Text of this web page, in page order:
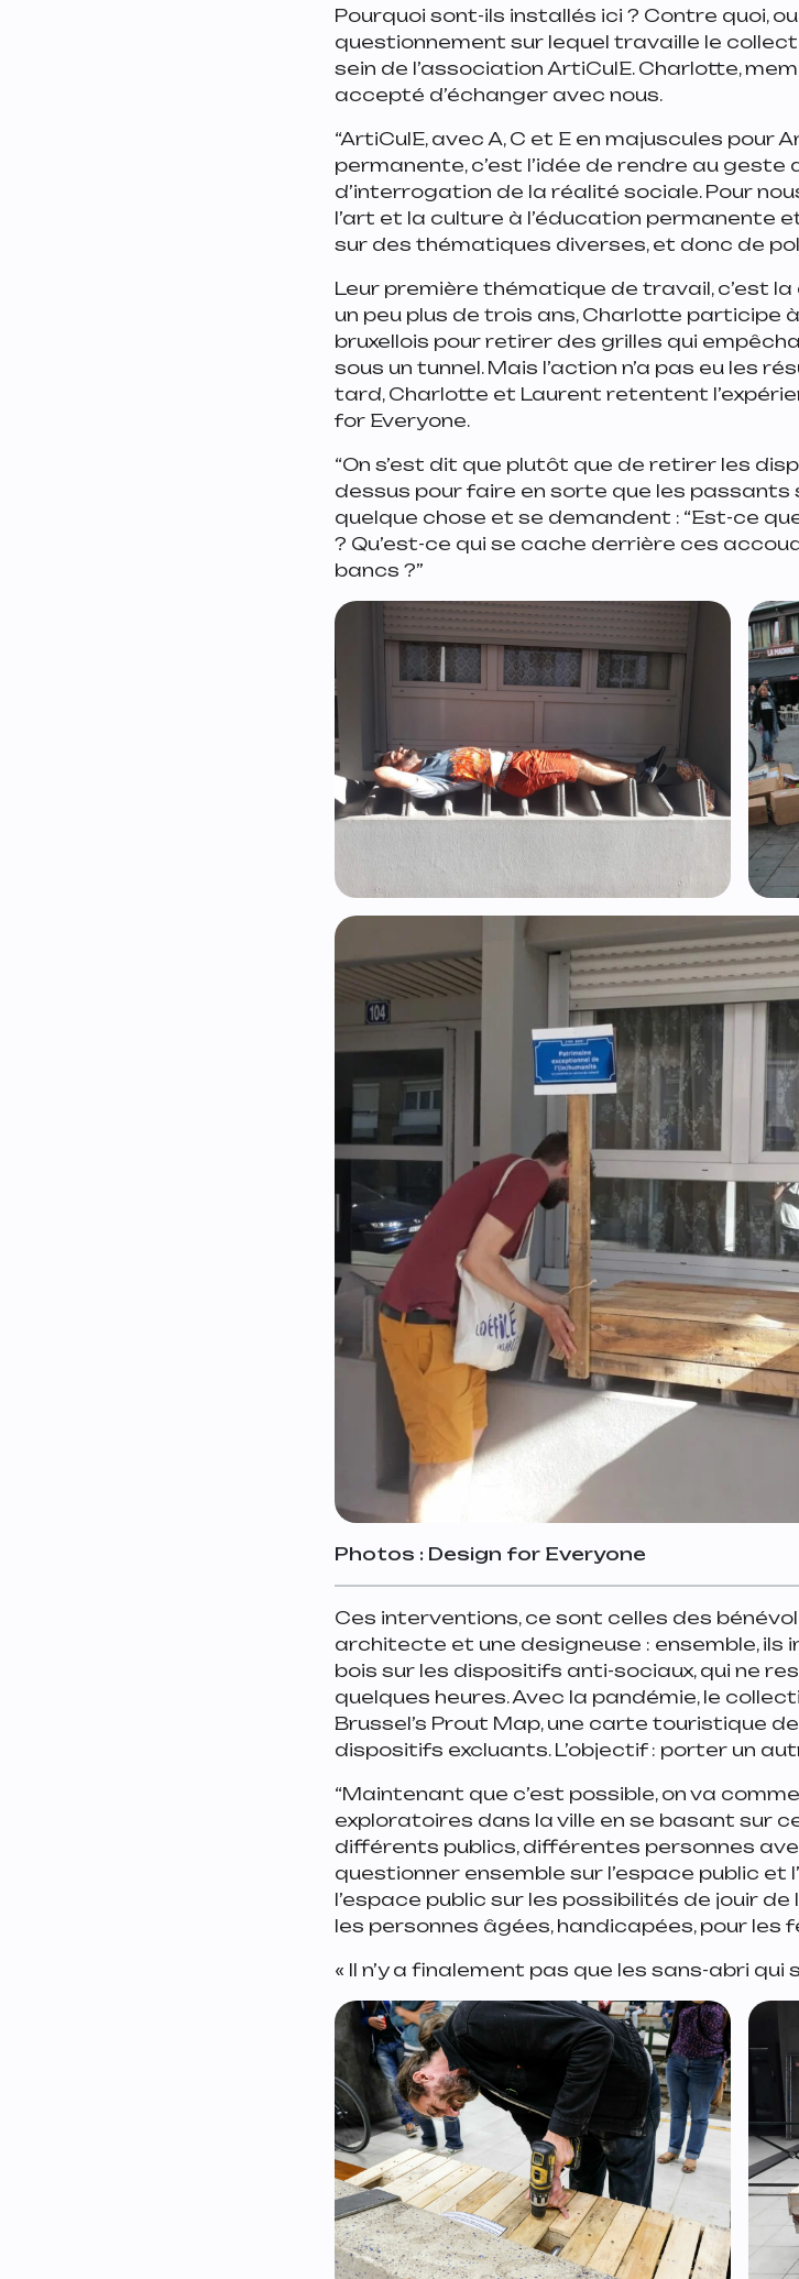
Pourquoi sont-ils installés ici ? Contre quoi,
questionnement sur lequel travaille le
sein de l’association ArtiCulE. Charlotte,
accepté d’échanger avec nous.
“ArtiCulE, avec A, C et E en majuscules pour
permanente, c’est l’idée de rendre au
d’interrogation de la réalité sociale. Pour
l’art et la culture à l’éducation permanente
sur des thématiques diverses, et donc de
Leur première thématique de travail, c’est la
un peu plus de trois ans, Charlotte participe
bruxellois pour retirer des grilles qui
sous un tunnel. Mais l’action n’a pas eu les
tard, Charlotte et Laurent retentent
for Everyone.
“On s’est dit que plutôt que de retirer les
dessus pour faire en sorte que les passants
quelque chose et se demandent : “Est-ce
? Qu’est-ce qui se cache derrière ces
bancs ?”
Photos : Design for Everyone
Ces interventions, ce sont celles des
architecte et une designeuse : ensemble,
bois sur les dispositifs anti-sociaux, qui ne
quelques heures. Avec la pandémie, le
Brussel’s Prout Map, une carte touristique
dispositifs excluants. L’objectif : porter un
“Maintenant que c’est possible, on va
exploratoires dans la ville en se basant sur
différents publics, différentes personnes
questionner ensemble sur l’espace public et
l’espace public sur les possibilités de jouir de
les personnes âgées, handicapées, pour les
« Il n’y a finalement pas que les sans-abri qui